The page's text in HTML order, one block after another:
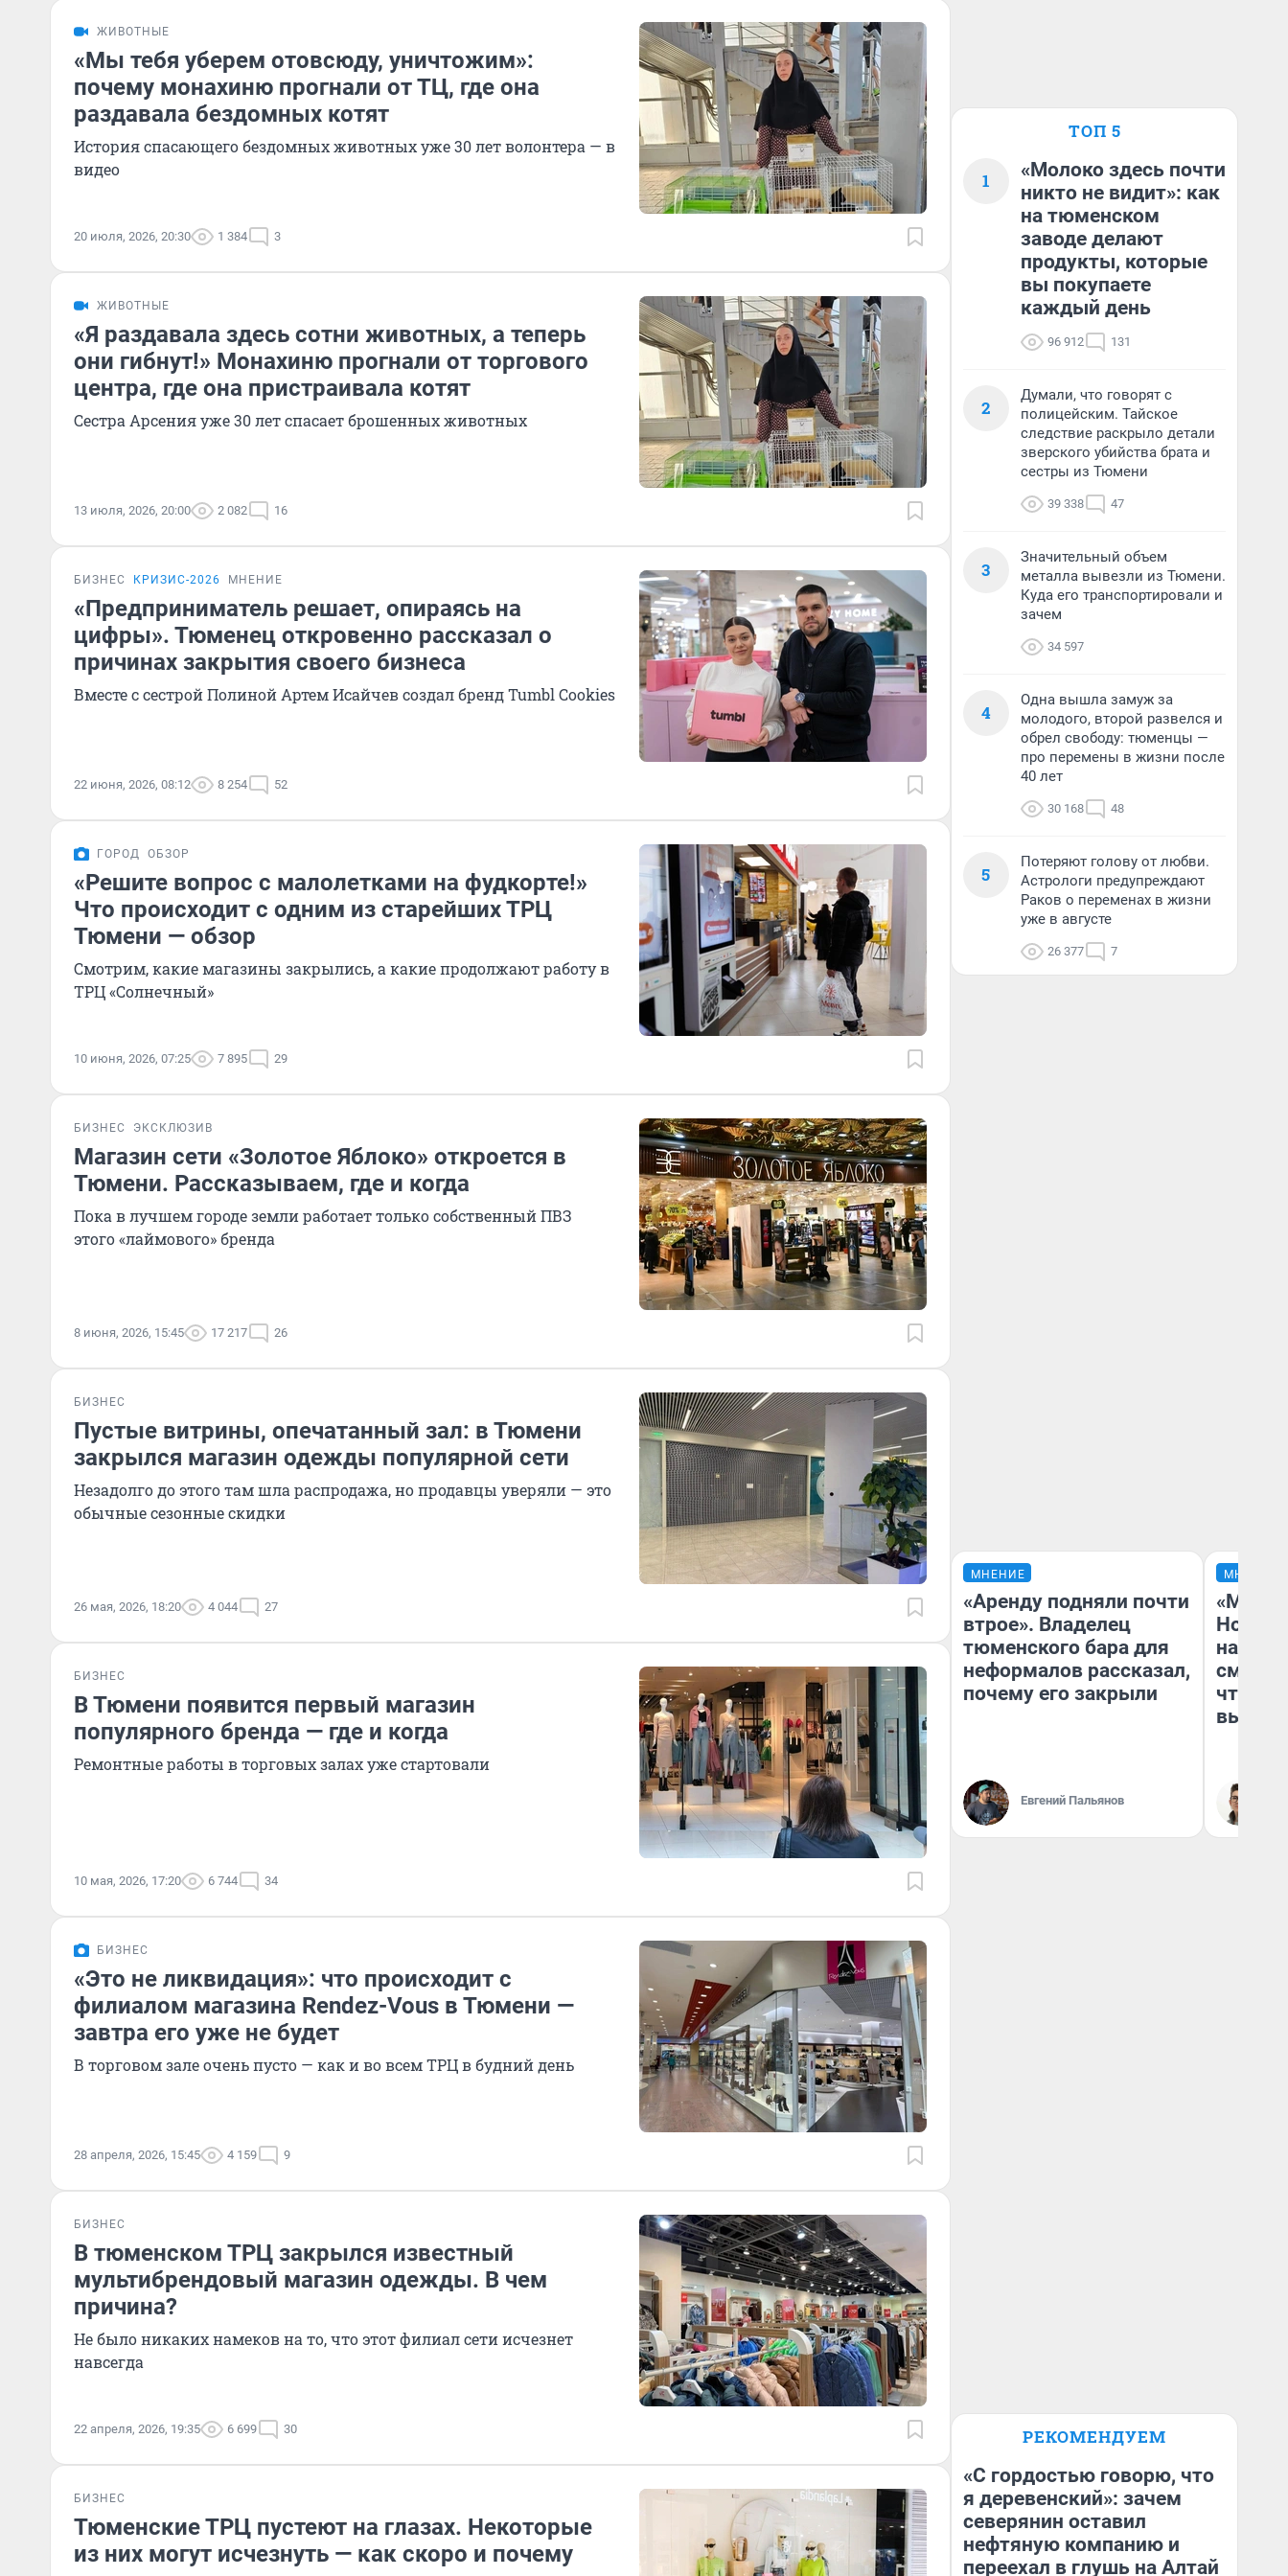
ЖИВОТНЫЕ
«Мы тебя уберем отовсюду, уничтожим»:
почему монахиню прогнали от ТЦ, где она
раздавала бездомных котят
История спасающего бездомных животных уже 30 лет волонтера — в
видео
20 июля, 2026, 20:30 1 384 3
ЖИВОТНЫЕ
«Я раздавала здесь сотни животных, а теперь
они гибнут!» Монахиню прогнали от торгового
центра, где она пристраивала котят
Сестра Арсения уже 30 лет спасает брошенных животных
13 июля, 2026, 20:00 2 082 16
БИЗНЕС КРИЗИС-2026 МНЕНИЕ
«Предприниматель решает, опираясь на
цифры». Тюменец откровенно рассказал о
причинах закрытия своего бизнеса
Вместе с сестрой Полиной Артем Исайчев создал бренд Tumbl Cookies
22 июня, 2026, 08:12 8 254 52
ГОРОД ОБЗОР
«Решите вопрос с малолетками на фудкорте!»
Что происходит с одним из старейших ТРЦ
Тюмени — обзор
Смотрим, какие магазины закрылись, а какие продолжают работу в
ТРЦ «Солнечный»
10 июня, 2026, 07:25 7 895 29
БИЗНЕС ЭКСКЛЮЗИВ
Магазин сети «Золотое Яблоко» откроется в
Тюмени. Рассказываем, где и когда
Пока в лучшем городе земли работает только собственный ПВЗ
этого «лаймового» бренда
8 июня, 2026, 15:45 17 217 26
БИЗНЕС
Пустые витрины, опечатанный зал: в Тюмени
закрылся магазин одежды популярной сети
Незадолго до этого там шла распродажа, но продавцы уверяли — это
обычные сезонные скидки
26 мая, 2026, 18:20 4 044 27
БИЗНЕС
В Тюмени появится первый магазин
популярного бренда — где и когда
Ремонтные работы в торговых залах уже стартовали
10 мая, 2026, 17:20 6 744 34
БИЗНЕС
«Это не ликвидация»: что происходит с
филиалом магазина Rendez-Vous в Тюмени —
завтра его уже не будет
В торговом зале очень пусто — как и во всем ТРЦ в будний день
28 апреля, 2026, 15:45 4 159 9
БИЗНЕС
В тюменском ТРЦ закрылся известный
мультибрендовый магазин одежды. В чем
причина?
Не было никаких намеков на то, что этот филиал сети исчезнет
навсегда
22 апреля, 2026, 19:35 6 699 30
БИЗНЕС
Тюменские ТРЦ пустеют на глазах. Некоторые
из них могут исчезнуть — как скоро и почему
ТОП 5
1
«Молоко здесь почти
никто не видит»: как
на тюменском
заводе делают
продукты, которые
вы покупаете
каждый день
96 912 131
2
Думали, что говорят с
полицейским. Тайское
следствие раскрыло детали
зверского убийства брата и
сестры из Тюмени
39 338 47
3
Значительный объем
металла вывезли из Тюмени.
Куда его транспортировали и
зачем
34 597
4
Одна вышла замуж за
молодого, второй развелся и
обрел свободу: тюменцы —
про перемены в жизни после
40 лет
30 168 48
5
Потеряют голову от любви.
Астрологи предупреждают
Раков о переменах в жизни
уже в августе
26 377 7
МНЕНИЕ
«Аренду подняли почти
втрое». Владелец
тюменского бара для
неформалов рассказал,
почему его закрыли
Евгений Пальянов
МНЕНИЕ
«Мы
чтобы
РЕКОМЕНДУЕМ
«С гордостью говорю, что
я деревенский»: зачем
северянин оставил
нефтяную компанию и
переехал в глушь на Алтай